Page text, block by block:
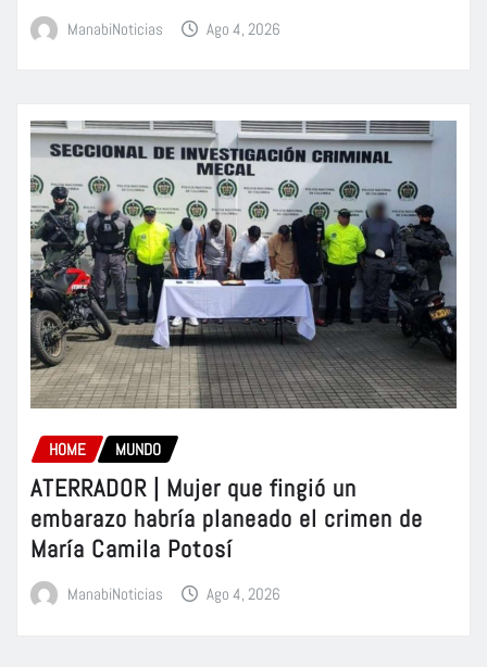
ManabiNoticias Ago 4, 2026
HOME MUNDO
ATERRADOR | Mujer que fingió un
embarazo habría planeado el crimen de
María Camila Potosí
ManabiNoticias Ago 4, 2026